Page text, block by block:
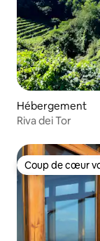
Hébergement
Riva dei Tor
Coup de cœur
Coup de cœur